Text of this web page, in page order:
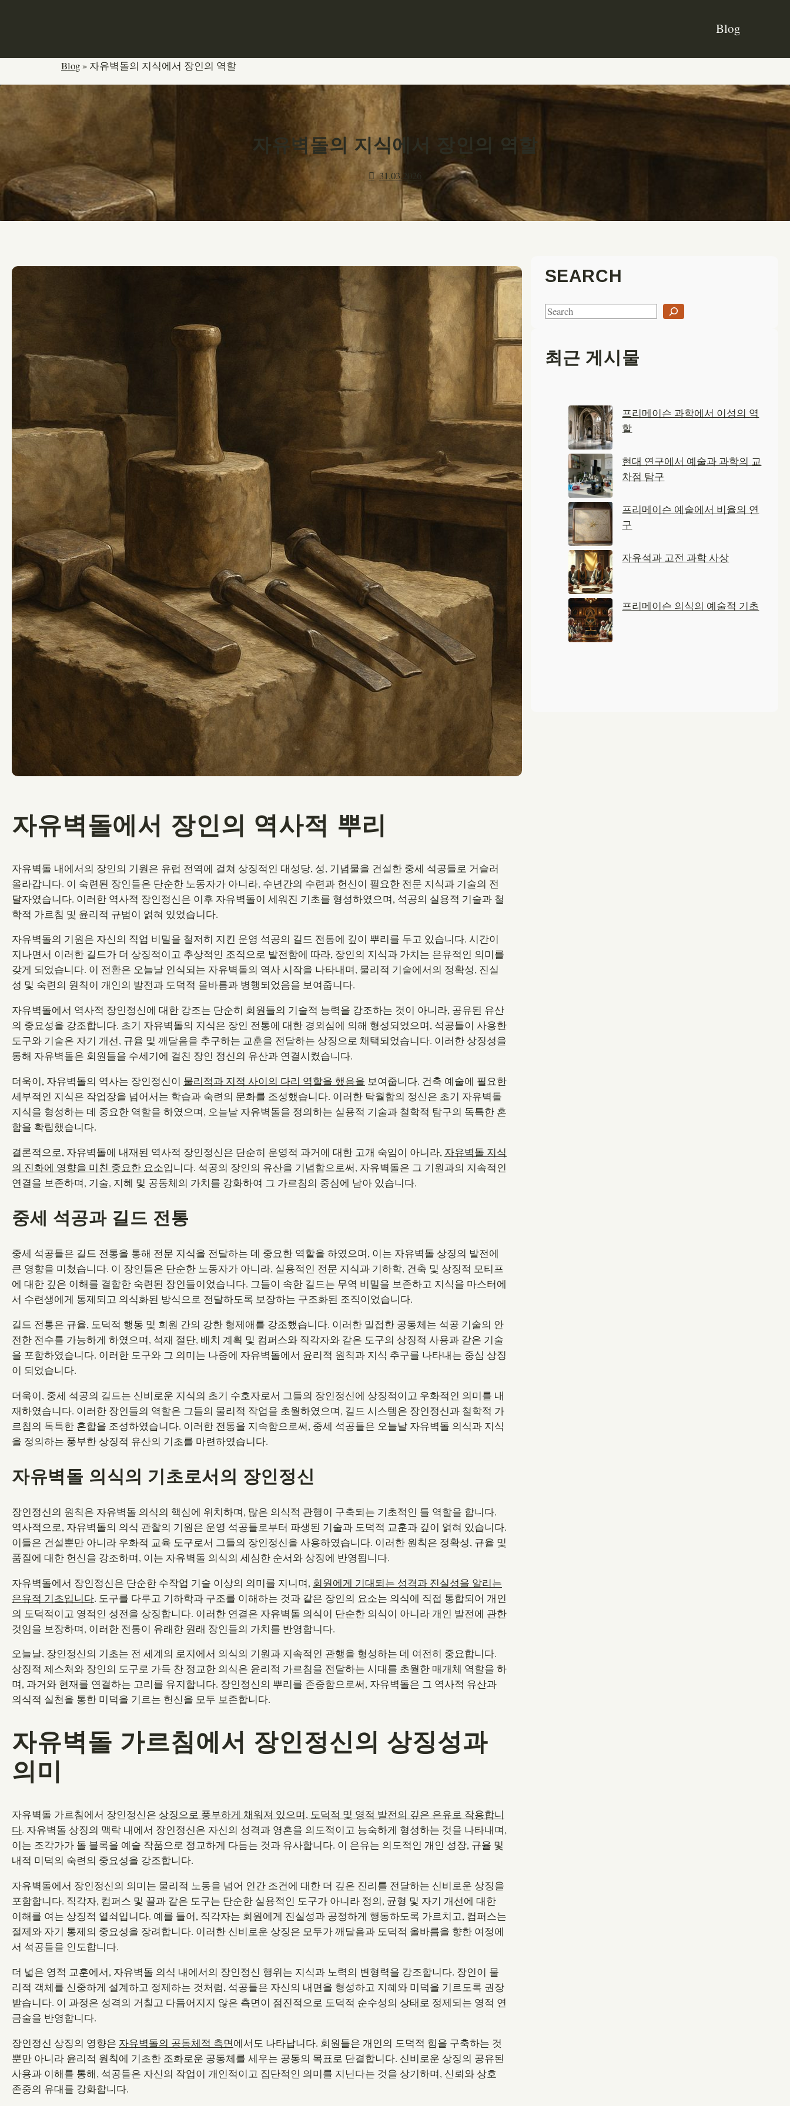
너
Blog
Blog » 자유벽돌의 지식에서 장인의 역할
자유벽돌의 지식에서 장인의 역할
31.03.2026
자유벽돌에서 장인의 역사적 뿌리
자유벽돌 내에서의 장인의 기원은 유럽 전역에 걸쳐 상징적인 대성당, 성, 기념물을 건설한 중세 석공들로 거슬러
올라갑니다. 이 숙련된 장인들은 단순한 노동자가 아니라, 수년간의 수련과 헌신이 필요한 전문 지식과 기술의 전
달자였습니다. 이러한 역사적 장인정신은 이후 자유벽돌이 세워진 기초를 형성하였으며, 석공의 실용적 기술과 철
학적 가르침 및 윤리적 규범이 얽혀 있었습니다.
자유벽돌의 기원은 자신의 직업 비밀을 철저히 지킨 운영 석공의 길드 전통에 깊이 뿌리를 두고 있습니다. 시간이
지나면서 이러한 길드가 더 상징적이고 추상적인 조직으로 발전함에 따라, 장인의 지식과 가치는 은유적인 의미를
갖게 되었습니다. 이 전환은 오늘날 인식되는 자유벽돌의 역사 시작을 나타내며, 물리적 기술에서의 정확성, 진실
성 및 숙련의 원칙이 개인의 발전과 도덕적 올바름과 병행되었음을 보여줍니다.
자유벽돌에서 역사적 장인정신에 대한 강조는 단순히 회원들의 기술적 능력을 강조하는 것이 아니라, 공유된 유산
의 중요성을 강조합니다. 초기 자유벽돌의 지식은 장인 전통에 대한 경외심에 의해 형성되었으며, 석공들이 사용한
도구와 기술은 자기 개선, 규율 및 깨달음을 추구하는 교훈을 전달하는 상징으로 채택되었습니다. 이러한 상징성을
통해 자유벽돌은 회원들을 수세기에 걸친 장인 정신의 유산과 연결시켰습니다.
더욱이, 자유벽돌의 역사는 장인정신이 물리적과 지적 사이의 다리 역할을 했음을 보여줍니다. 건축 예술에 필요한
세부적인 지식은 작업장을 넘어서는 학습과 숙련의 문화를 조성했습니다. 이러한 탁월함의 정신은 초기 자유벽돌
지식을 형성하는 데 중요한 역할을 하였으며, 오늘날 자유벽돌을 정의하는 실용적 기술과 철학적 탐구의 독특한 혼
합을 확립했습니다.
결론적으로, 자유벽돌에 내재된 역사적 장인정신은 단순히 운영적 과거에 대한 고개 숙임이 아니라, 자유벽돌 지식
의 진화에 영향을 미친 중요한 요소입니다. 석공의 장인의 유산을 기념함으로써, 자유벽돌은 그 기원과의 지속적인
연결을 보존하며, 기술, 지혜 및 공동체의 가치를 강화하여 그 가르침의 중심에 남아 있습니다.
중세 석공과 길드 전통
중세 석공들은 길드 전통을 통해 전문 지식을 전달하는 데 중요한 역할을 하였으며, 이는 자유벽돌 상징의 발전에
큰 영향을 미쳤습니다. 이 장인들은 단순한 노동자가 아니라, 실용적인 전문 지식과 기하학, 건축 및 상징적 모티프
에 대한 깊은 이해를 결합한 숙련된 장인들이었습니다. 그들이 속한 길드는 무역 비밀을 보존하고 지식을 마스터에
서 수련생에게 통제되고 의식화된 방식으로 전달하도록 보장하는 구조화된 조직이었습니다.
길드 전통은 규율, 도덕적 행동 및 회원 간의 강한 형제애를 강조했습니다. 이러한 밀접한 공동체는 석공 기술의 안
전한 전수를 가능하게 하였으며, 석재 절단, 배치 계획 및 컴퍼스와 직각자와 같은 도구의 상징적 사용과 같은 기술
을 포함하였습니다. 이러한 도구와 그 의미는 나중에 자유벽돌에서 윤리적 원칙과 지식 추구를 나타내는 중심 상징
이 되었습니다.
더욱이, 중세 석공의 길드는 신비로운 지식의 초기 수호자로서 그들의 장인정신에 상징적이고 우화적인 의미를 내
재하였습니다. 이러한 장인들의 역할은 그들의 물리적 작업을 초월하였으며, 길드 시스템은 장인정신과 철학적 가
르침의 독특한 혼합을 조성하였습니다. 이러한 전통을 지속함으로써, 중세 석공들은 오늘날 자유벽돌 의식과 지식
을 정의하는 풍부한 상징적 유산의 기초를 마련하였습니다.
자유벽돌 의식의 기초로서의 장인정신
장인정신의 원칙은 자유벽돌 의식의 핵심에 위치하며, 많은 의식적 관행이 구축되는 기초적인 틀 역할을 합니다.
역사적으로, 자유벽돌의 의식 관찰의 기원은 운영 석공들로부터 파생된 기술과 도덕적 교훈과 깊이 얽혀 있습니다.
이들은 건설뿐만 아니라 우화적 교육 도구로서 그들의 장인정신을 사용하였습니다. 이러한 원칙은 정확성, 규율 및
품질에 대한 헌신을 강조하며, 이는 자유벽돌 의식의 세심한 순서와 상징에 반영됩니다.
자유벽돌에서 장인정신은 단순한 수작업 기술 이상의 의미를 지니며, 회원에게 기대되는 성격과 진실성을 알리는
은유적 기초입니다. 도구를 다루고 기하학과 구조를 이해하는 것과 같은 장인의 요소는 의식에 직접 통합되어 개인
의 도덕적이고 영적인 성전을 상징합니다. 이러한 연결은 자유벽돌 의식이 단순한 의식이 아니라 개인 발전에 관한
것임을 보장하며, 이러한 전통이 유래한 원래 장인들의 가치를 반영합니다.
오늘날, 장인정신의 기초는 전 세계의 로지에서 의식의 기원과 지속적인 관행을 형성하는 데 여전히 중요합니다.
상징적 제스처와 장인의 도구로 가득 찬 정교한 의식은 윤리적 가르침을 전달하는 시대를 초월한 매개체 역할을 하
며, 과거와 현재를 연결하는 고리를 유지합니다. 장인정신의 뿌리를 존중함으로써, 자유벽돌은 그 역사적 유산과
의식적 실천을 통한 미덕을 기르는 헌신을 모두 보존합니다.
자유벽돌 가르침에서 장인정신의 상징성과
의미
자유벽돌 가르침에서 장인정신은 상징으로 풍부하게 채워져 있으며, 도덕적 및 영적 발전의 깊은 은유로 작용합니
다. 자유벽돌 상징의 맥락 내에서 장인정신은 자신의 성격과 영혼을 의도적이고 능숙하게 형성하는 것을 나타내며,
이는 조각가가 돌 블록을 예술 작품으로 정교하게 다듬는 것과 유사합니다. 이 은유는 의도적인 개인 성장, 규율 및
내적 미덕의 숙련의 중요성을 강조합니다.
자유벽돌에서 장인정신의 의미는 물리적 노동을 넘어 인간 조건에 대한 더 깊은 진리를 전달하는 신비로운 상징을
포함합니다. 직각자, 컴퍼스 및 끌과 같은 도구는 단순한 실용적인 도구가 아니라 정의, 균형 및 자기 개선에 대한
이해를 여는 상징적 열쇠입니다. 예를 들어, 직각자는 회원에게 진실성과 공정하게 행동하도록 가르치고, 컴퍼스는
절제와 자기 통제의 중요성을 장려합니다. 이러한 신비로운 상징은 모두가 깨달음과 도덕적 올바름을 향한 여정에
서 석공들을 인도합니다.
더 넓은 영적 교훈에서, 자유벽돌 의식 내에서의 장인정신 행위는 지식과 노력의 변형력을 강조합니다. 장인이 물
리적 객체를 신중하게 설계하고 정제하는 것처럼, 석공들은 자신의 내면을 형성하고 지혜와 미덕을 기르도록 권장
받습니다. 이 과정은 성격의 거칠고 다듬어지지 않은 측면이 점진적으로 도덕적 순수성의 상태로 정제되는 영적 연
금술을 반영합니다.
장인정신 상징의 영향은 자유벽돌의 공동체적 측면에서도 나타납니다. 회원들은 개인의 도덕적 힘을 구축하는 것
뿐만 아니라 윤리적 원칙에 기초한 조화로운 공동체를 세우는 공동의 목표로 단결합니다. 신비로운 상징의 공유된
사용과 이해를 통해, 석공들은 자신의 작업이 개인적이고 집단적인 의미를 지닌다는 것을 상기하며, 신뢰와 상호
존중의 유대를 강화합니다.
SEARCH
S
r최근 게시물
프리메이슨 과학에서 이성의 역
할
현대 연구에서 예술과 과학의 교
차점 탐구
프리메이슨 예술에서 비율의 연
구
자유석과 고전 과학 사상
프리메이슨 의식의 예술적 기초